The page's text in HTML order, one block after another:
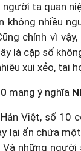
người ta quan
không nhiều
chính vì
là cặp số
xui xẻo, tai
mang ý nghĩa
Việt, số
lại ẩn chứa
những